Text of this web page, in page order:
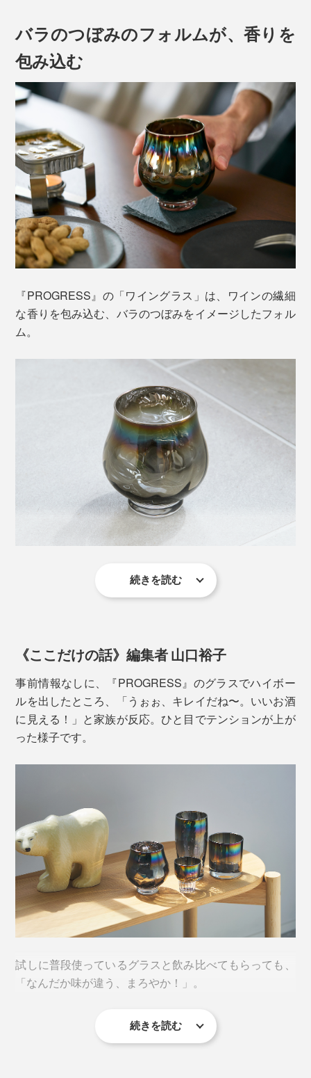
バラのつぼみのフォルムが、香りを
包み込む
『PROGRESS』の「ワイングラス」は、ワインの繊細
な香りを包み込む、バラのつぼみをイメージしたフォル
ム。
ステム（脚）がないので安定感があり、普段の食卓でカ
螺旋状のねじりが、光のプリズムを表情豊かに。眺めて
いると吸い込まれそうな美しさ。
続きを読む
《ここだけの話》編集者 山口裕子
事前情報なしに、『PROGRESS』のグラスでハイボー
ルを出したところ、「うぉぉ、キレイだね〜。いいお酒
に見える！」と家族が反応。ひと目でテンションが上が
った様子です。
試しに普段使っているグラスと飲み比べてもらっても、
「なんだか味が違う、まろやか！」。
色々なお酒を飲み比べてみましたが、ビールの味の違い
続きを読む